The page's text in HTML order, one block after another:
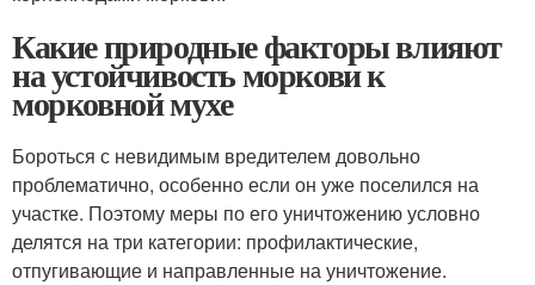
Какие природные факторы влияют
на устойчивость моркови к
морковной мухе
Бороться с невидимым вредителем довольно
проблематично, особенно если он уже поселился на
участке. Поэтому меры по его уничтожению условно
делятся на три категории: профилактические,
отпугивающие и направленные на уничтожение.